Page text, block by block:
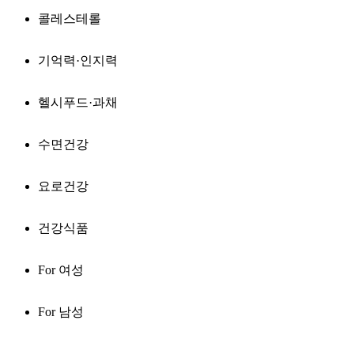
콜레스테롤
기억력·인지력
헬시푸드·과채
수면건강
요로건강
건강식품
For 여성
For 남성